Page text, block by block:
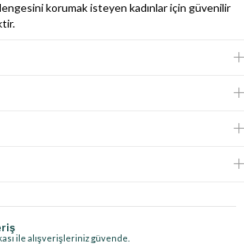
korumak isteyen kadınlar için güvenilir
ile alışverişleriniz güvende.